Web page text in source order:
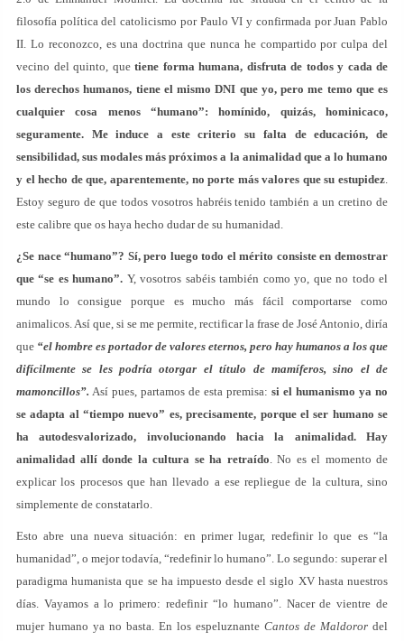
filosofía política del catolicismo por Paulo VI y confirmada por Juan Pablo
II. Lo reconozco, es una doctrina que nunca he compartido por culpa del
vecino del quinto, que tiene forma humana, disfruta de todos y cada de
los derechos humanos, tiene el mismo DNI que yo, pero me temo que es
cualquier cosa menos “humano”: homínido, quizás, hominicaco,
seguramente. Me induce a este criterio su falta de educación, de
sensibilidad, sus modales más próximos a la animalidad que a lo humano
y el hecho de que, aparentemente, no porte más valores que su estupidez.
Estoy seguro de que todos vosotros habréis tenido también a un cretino de
este calibre que os haya hecho dudar de su humanidad.
¿Se nace “humano”? Sí, pero luego todo el mérito consiste en demostrar
que “se es humano”. Y, vosotros sabéis también como yo, que no todo el
mundo lo consigue porque es mucho más fácil comportarse como
animalicos. Así que, si se me permite, rectificar la frase de José Antonio, diría
que “el hombre es portador de valores eternos, pero hay humanos a los que
difícilmente se les podría otorgar el título de mamíferos, sino el de
mamoncillos”. Así pues, partamos de esta premisa: si el humanismo ya no
se adapta al “tiempo nuevo” es, precisamente, porque el ser humano se
ha autodesvalorizado, involucionando hacia la animalidad. Hay
animalidad allí donde la cultura se ha retraído. No es el momento de
explicar los procesos que han llevado a ese repliegue de la cultura, sino
simplemente de constatarlo.
Esto abre una nueva situación: en primer lugar, redefinir lo que es “la
humanidad”, o mejor todavía, “redefinir lo humano”. Lo segundo: superar el
paradigma humanista que se ha impuesto desde el siglo XV hasta nuestros
días. Vayamos a lo primero: redefinir “lo humano”. Nacer de vientre de
mujer humano ya no basta. En los espeluznante Cantos de Maldoror del